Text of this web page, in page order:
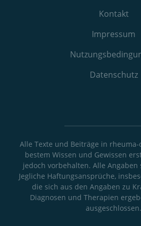
Kontakt
Impressum
Datenschutz
Alle Texte und Beiträge in
bestem Wissen und Gewissen
jedoch vorbehalten. Alle Angaben
Jegliche Haftungsansprüche,
die sich aus den Angaben zu
Diagnosen und Therapien
ausgeschlossen.